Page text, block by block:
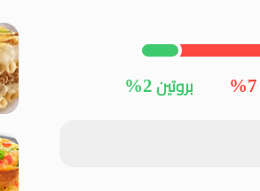
7% بروتين 2%